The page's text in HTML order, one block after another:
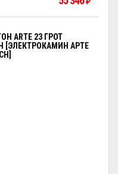
ARTE 23 ГРОТ
[ЭЛЕКТРОКАМИН АРТЕ